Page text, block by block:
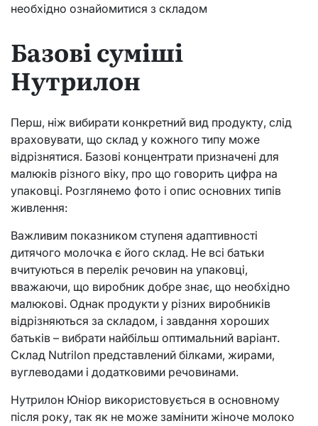
необхідно ознайомитися з складом
Базові суміші
Нутрилон
Перш, ніж вибирати конкретний вид продукту, слід
враховувати, що склад у кожного типу може
відрізнятися. Базові концентрати призначені для
малюків різного віку, про що говорить цифра на
упаковці. Розглянемо фото і опис основних типів
живлення:
Важливим показником ступеня адаптивності
дитячого молочка є його склад. Не всі батьки
вчитуються в перелік речовин на упаковці,
вважаючи, що виробник добре знає, що необхідно
малюкові. Однак продукти у різних виробників
відрізняються за складом, і завдання хороших
батьків – вибрати найбільш оптимальний варіант.
Склад Nutrilon представлений білками, жирами,
вуглеводами і додатковими речовинами.
Нутрилон Юніор використовується в основному
після року, так як не може замінити жіноче молоко